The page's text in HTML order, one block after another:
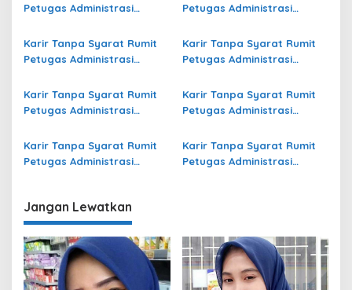
Petugas Administrasi
Madiun Terbaru
Petugas Administrasi
Raharja di Kepulauan Siau
Tagulandang Biaro (Sitaro)
Karir Tanpa Syarat Rumit
Petugas Administrasi
Raharja di Kota Batu
Terbaru
Karir Tanpa Syarat Rumit
Petugas Administrasi
Sumba Tengah Terbaru
Karir Tanpa Syarat Rumit
Petugas Administrasi
Raharja di Keerom Terbaru
Karir Tanpa Syarat Rumit
Petugas Administrasi
Utara Terbaru
Karir Tanpa Syarat Rumit
Petugas Administrasi
Karir Tanpa Syarat Rumit
Petugas Administrasi
Jangan Lewatkan